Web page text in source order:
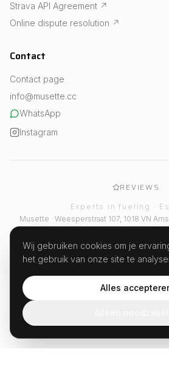
Strava API Agreement ↗
Online dispute resolution ↗
Contact
Contact page
info@musette.cc
WhatsApp
Instagram
REVIEWS
Experts in fueling ·
Musette · Weesperstraat 107, 1018 VN
© 2026 Musette.cc. All rights reserved.
by Strava.
Wij gebruiken cookies om je
het gebruik van onze site te
Alles